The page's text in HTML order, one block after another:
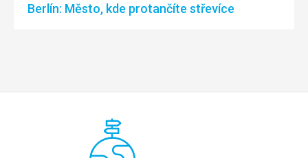
Berlín: Město, kde protančíte střevíce